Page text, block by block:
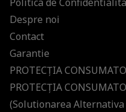
Despre noi
Contact
Garantie
PROTECŢIA
PROTECŢIA
(Solutionarea